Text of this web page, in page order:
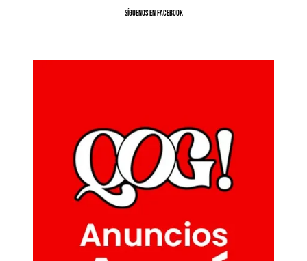
SíGUENOS EN FACEBOOK